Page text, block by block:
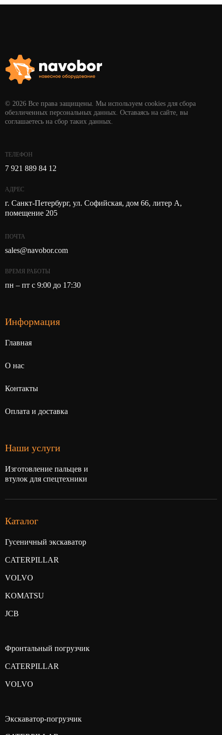
© 2026 Все права защищены. Мы используем cookies для сбора
обезличенных персональных данных. Оставаясь на сайте, вы
соглашаетесь на сбор таких данных.
ТЕЛЕФОН
7 921 889 84 12
АДРЕС
г. Санкт-Петербург, ул. Софийская, дом 66, литер А,
помещение 205
ПОЧТА
sales@navobor.com
ВРЕМЯ РАБОТЫ
пн – пт с 9:00 до 17:30
Наши услуги
Изготовление пальцев и
втулок для спецтехники
Информация
Главная
О нас
Контакты
Оплата и доставка
Каталог
Гусеничный экскаватор
CATERPILLAR
VOLVO
KOMATSU
JCB
Фронтальный погрузчик
CATERPILLAR
VOLVO
Экскаватор-погрузчик